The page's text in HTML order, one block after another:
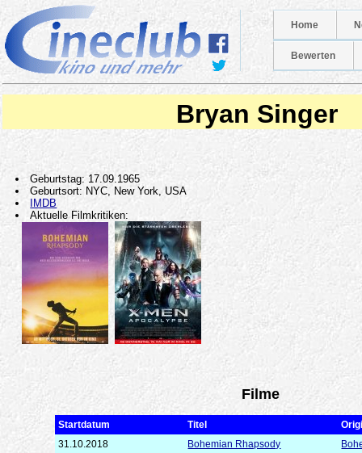
Home
Bewerten
Bryan Singer
Geburtstag: 17.09.1965
Geburtsort: NYC, New York, USA
IMDB
Aktuelle Filmkritiken:
Filme
Startdatum Titel
31.10.2018
Bohemian Rhapsody